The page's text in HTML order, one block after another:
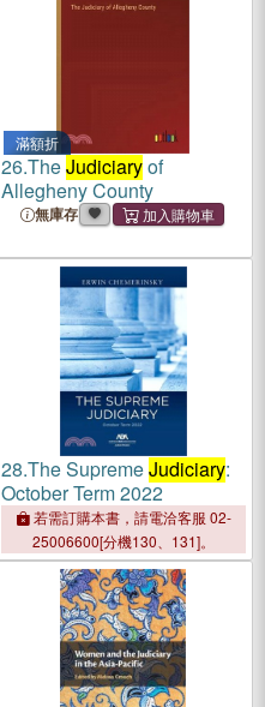
滿額折
26.TheJudiciaryof
Allegheny County
無庫存
28.The SupremeJudiciary:
October Term 2022
若需訂購本書，請電洽客服 02-
25006600[分機130、131]。